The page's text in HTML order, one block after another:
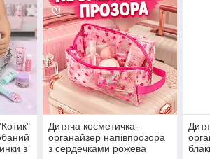
з
Дитяча косметичка-
органайзер напівпрозора
з сердечками рожева